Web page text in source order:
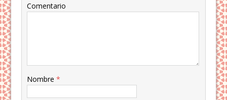
Comentario
Nombre*